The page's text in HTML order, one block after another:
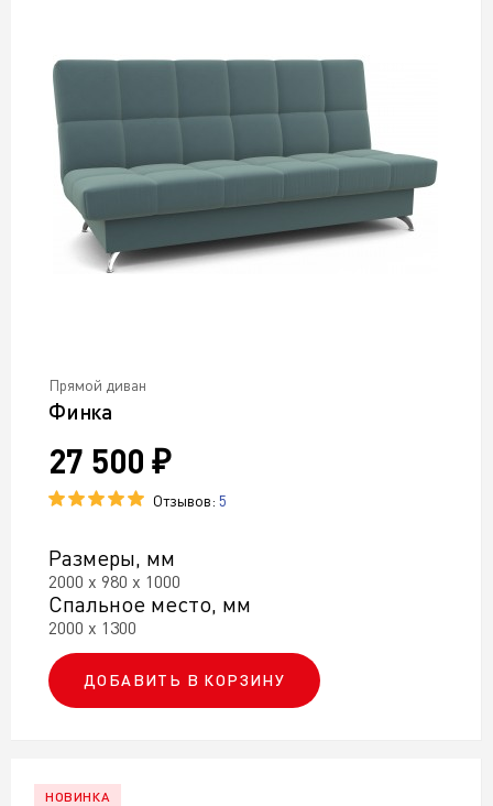
Прямой диван
Финка
27 500 ₽
Отзывов: 5
Размеры, мм
2000 х 980 х 1000
Спальное место, мм
2000 х 1300
ДОБАВИТЬ В КОРЗИНУ
НОВИНКА